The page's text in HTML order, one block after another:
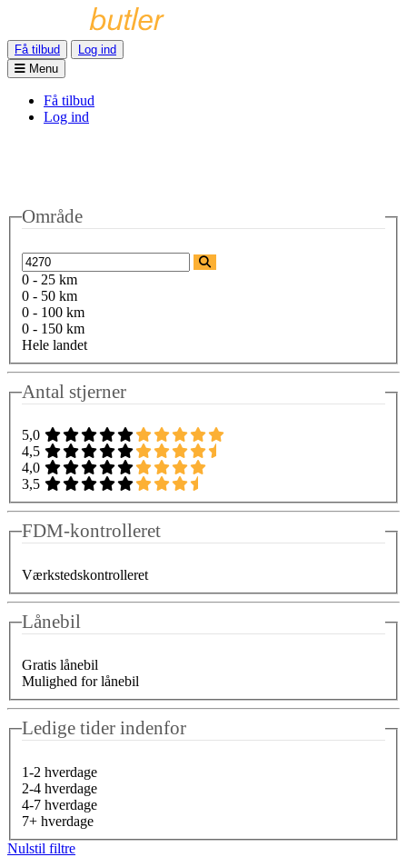
Få tilbud
Log ind
Menu
Få tilbud
Log ind
Område
0 - 25 km
0 - 50 km
0 - 100 km
0 - 150 km
Hele landet
Antal stjerner
5,0
4,5
4,0
3,5
FDM-kontrolleret
Værkstedskontrolleret
Lånebil
Gratis lånebil
Mulighed for lånebil
Ledige tider indenfor
1-2 hverdage
2-4 hverdage
4-7 hverdage
7+ hverdage
Nulstil filtre